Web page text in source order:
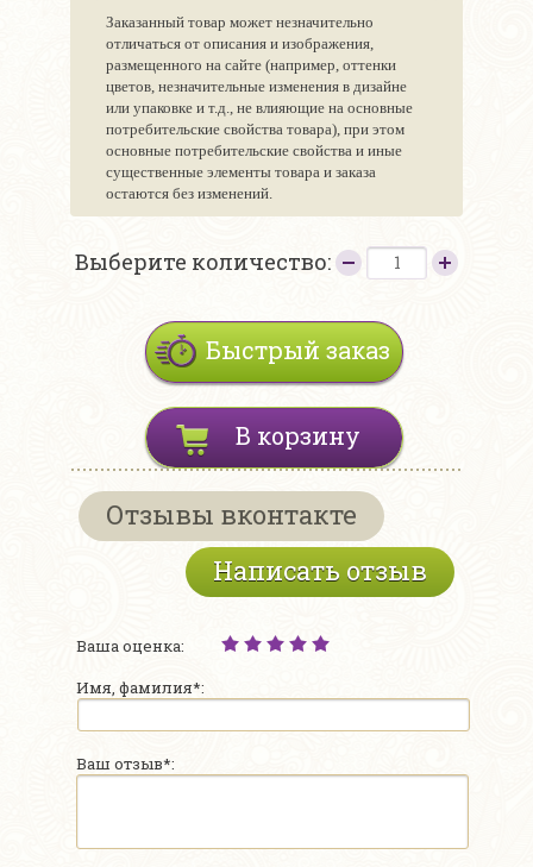
Заказанный товар может незначительно
отличаться от описания и изображения,
размещенного на сайте (например, оттенки
цветов, незначительные изменения в дизайне
или упаковке и т.д., не влияющие на основные
потребительские свойства товара), при этом
основные потребительские свойства и иные
существенные элементы товара и заказа
остаются без изменений.
Выберите количество:
Быстрый заказ
В корзину
Отзывы вконтакте
Написать отзыв
Ваша оценка:
Имя, фамилия*:
Ваш отзыв*: